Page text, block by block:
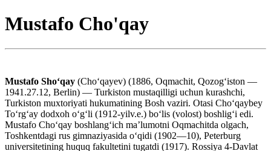
Mustafo Cho'qay
Mustafo Shoʻqay (Choʻqayev) (1886, Oqmachit, Qozogʻiston —
1941.27.12, Berlin) — Turkiston mustaqilligi uchun kurashchi,
Turkiston muxtoriyati hukumatining Bosh vaziri. Otasi Choʻqaybey
Toʻrgʻay dodxoh oʻgʻli (1912-yilv.e.) boʻlis (volost) boshligʻi edi.
Mustafo Choʻqay boshlangʻich maʼlumotni Oqmachitda olgach,
Toshkentdagi rus gimnaziyasida oʻqidi (1902—10), Peterburg
universitetining huquq fakultetini tugatdi (1917). Rossiya 4-Davlat